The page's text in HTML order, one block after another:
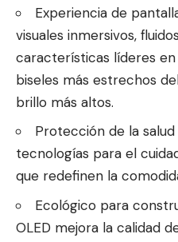
Experiencia de
visuales inmersivos,
características líderes
biseles más estrechos
brillo más altos.
Protección de la
tecnologías para el
que redefinen la
Ecológico para
OLED mejora la calidad